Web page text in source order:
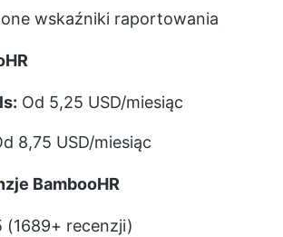
wskaźniki raportowania
Od 5,25 USD/miesiąc
8,75 USD/miesiąc
BambooHR
(1689+ recenzji)